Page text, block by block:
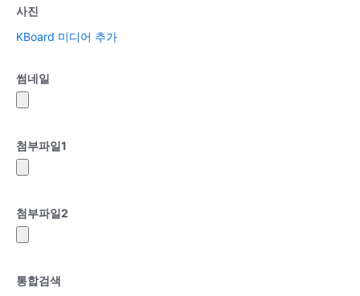
사진
KBoard 미디어 추가
썸네일
첨부파일1
첨부파일2
통합검색